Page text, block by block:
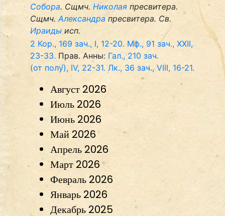
Собора. Сщмч. Николаяпресвитера.
Сщмч.Александра пресвитера. Св.
Ираидыисп.
2 Кор., 169 зач., I, 12-20. Мф., 91 зач., XXII,
23-33. Прав. Анны: Гал., 210 зач.
(от полу́), IV, 22-31. Лк., 36 зач., VIII, 16-21.
Август 2026
Июль 2026
Июнь 2026
Май 2026
Апрель 2026
Март 2026
Февраль 2026
Январь 2026
Декабрь 2025